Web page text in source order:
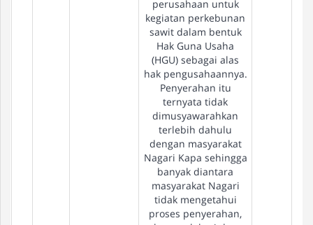
perusahaan untuk
kegiatan perkebunan
sawit dalam bentuk
Hak Guna Usaha
(HGU) sebagai alas
hak pengusahaannya.
Penyerahan itu
ternyata tidak
dimusyawarahkan
terlebih dahulu
dengan masyarakat
Nagari Kapa sehingga
banyak diantara
masyarakat Nagari
tidak mengetahui
proses penyerahan,